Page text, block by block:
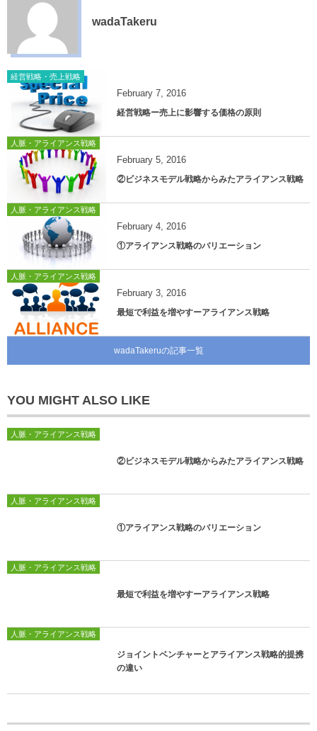
wadaTakeru
経営戦略・売上戦略
February 7, 2016
経営戦略ー売上に影響する価格の原則
人脈・アライアンス戦略
February 5, 2016
②ビジネスモデル戦略からみたアライアンス戦略
人脈・アライアンス戦略
February 4, 2016
①アライアンス戦略のバリエーション
人脈・アライアンス戦略
February 3, 2016
最短で利益を増やすーアライアンス戦略
wadaTakeruの記事一覧
YOU MIGHT ALSO LIKE
人脈・アライアンス戦略
②ビジネスモデル戦略からみたアライアンス戦略
人脈・アライアンス戦略
①アライアンス戦略のバリエーション
人脈・アライアンス戦略
最短で利益を増やすーアライアンス戦略
人脈・アライアンス戦略
ジョイントベンチャーとアライアンス戦略的提携
の違い